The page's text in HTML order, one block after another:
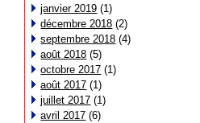
janvier 2019 (1)
décembre 2018 (2)
septembre 2018 (4)
août 2018 (5)
octobre 2017 (1)
août 2017 (1)
juillet 2017 (1)
avril 2017 (6)